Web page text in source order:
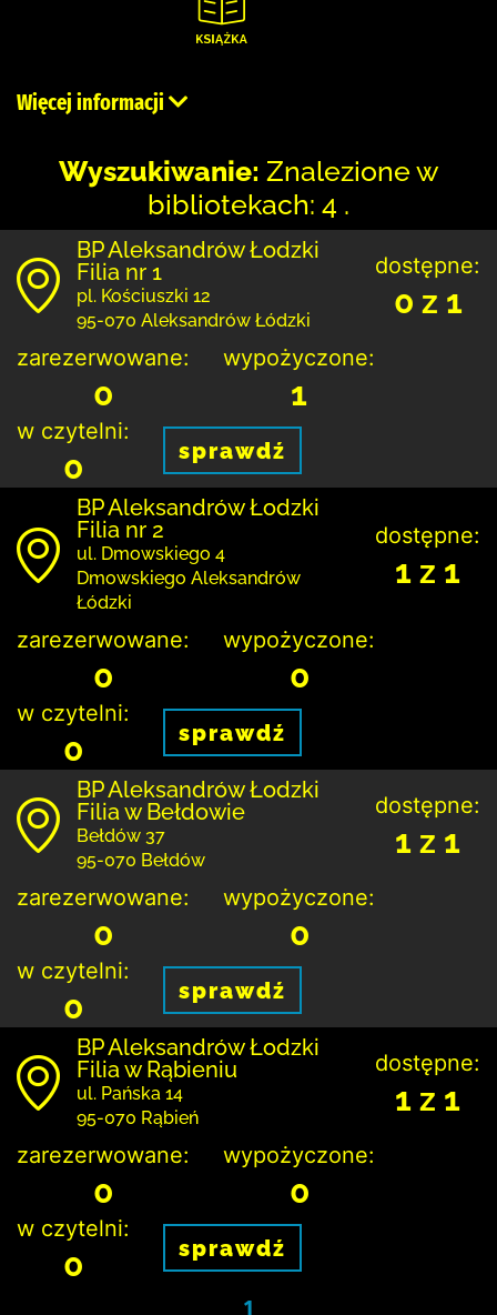
Więcej informacji
Wyszukiwanie: Znalezione w
bibliotekach: 4 .
BP Aleksandrów Łodzki
Filia nr 1
pl. Kościuszki 12
95-070 Aleksandrów Łódzki
dostępne:
0 z 1
zarezerwowane:
0
wypożyczone:
1
w czytelni:
0 sprawdź
BP Aleksandrów Łodzki
Filia nr 2
ul. Dmowskiego 4
Dmowskiego Aleksandrów
Łódzki
dostępne:
1 z 1
zarezerwowane:
0
wypożyczone:
0
w czytelni:
0 sprawdź
BP Aleksandrów Łodzki
Filia w Bełdowie
Bełdów 37
95-070 Bełdów
dostępne:
1 z 1
zarezerwowane:
0
wypożyczone:
0
w czytelni:
0 sprawdź
BP Aleksandrów Łodzki
Filia w Rąbieniu
ul. Pańska 14
95-070 Rąbień
dostępne:
1 z 1
zarezerwowane:
0
wypożyczone:
0
w czytelni:
0 sprawdź
1